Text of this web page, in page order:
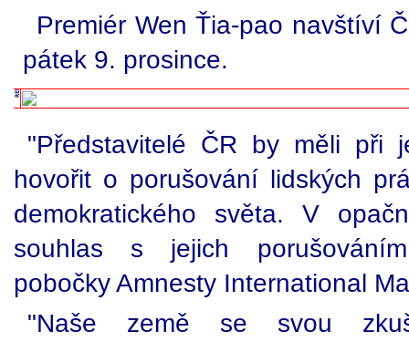
Premiér Wen Ťia-pao navštíví
pátek 9. prosince.
"Představitelé ČR by měli při
hovořit o porušování lidských
demokratického světa. V
souhlas s jejich
pobočky Amnesty International
"Naše země se svou